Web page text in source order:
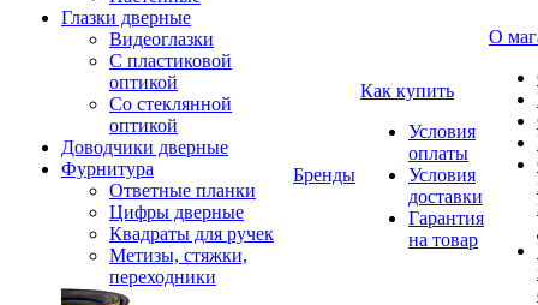
Глазки дверные
Видеоглазки
С пластиковой
оптикой
Со стеклянной
оптикой
Доводчики дверные
Фурнитура
Ответные планки
Цифры дверные
Квадраты для ручек
Метизы, стяжки,
переходники
Бренды
Как купить
Условия
оплаты
Условия
доставки
Гарантия
на товар
О